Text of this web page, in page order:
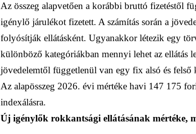
Az összeg alapvetően a korábbi bruttó fizetéstől
igénylő járulékot fizetett. A számítás során a
folyósítják ellátásként. Ugyanakkor létezik egy
különböző kategóriákban mennyi lehet az ellátás
jövedelemtől függetlenül van egy fix alsó és felső
Az alapösszeg 2026. évi mértéke havi 147 175
indexálásra.
Új igénylők rokkantsági ellátásának mértéke,